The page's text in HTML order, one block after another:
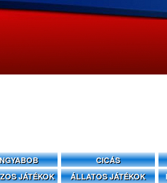
CICÁS
JÁTÉKOK ÁLLATOS JÁTÉKOK